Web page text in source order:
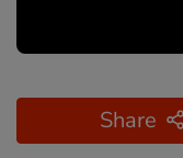
Share